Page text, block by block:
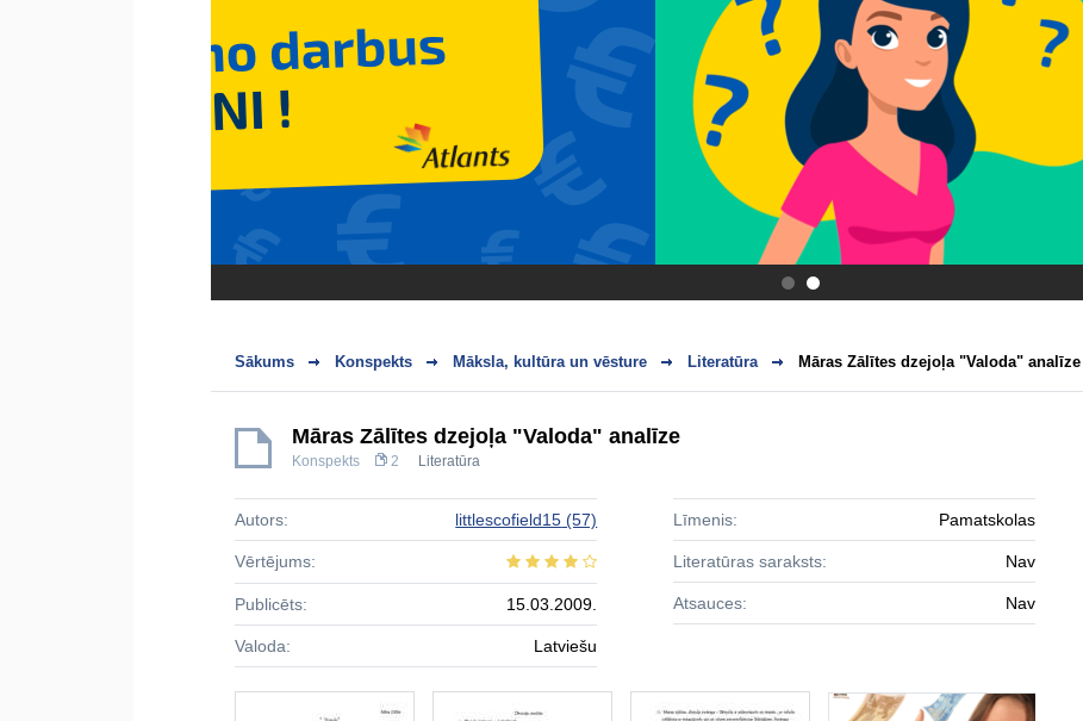
.
Sākums Konspekts Māksla, kultūra un vēsture Literatūra Māras Zālītes dzejoļa "Valoda" analīze
Māras Zālītes dzejoļa "Valoda" analīze
Konspekts 2 Literatūra
Autors: littlescofield15 (57)
Vērtējums:
Publicēts: 15.03.2009.
Valoda: Latviešu
Līmenis: Pamatskolas
Literatūras saraksts: Nav
Atsauces: Nav